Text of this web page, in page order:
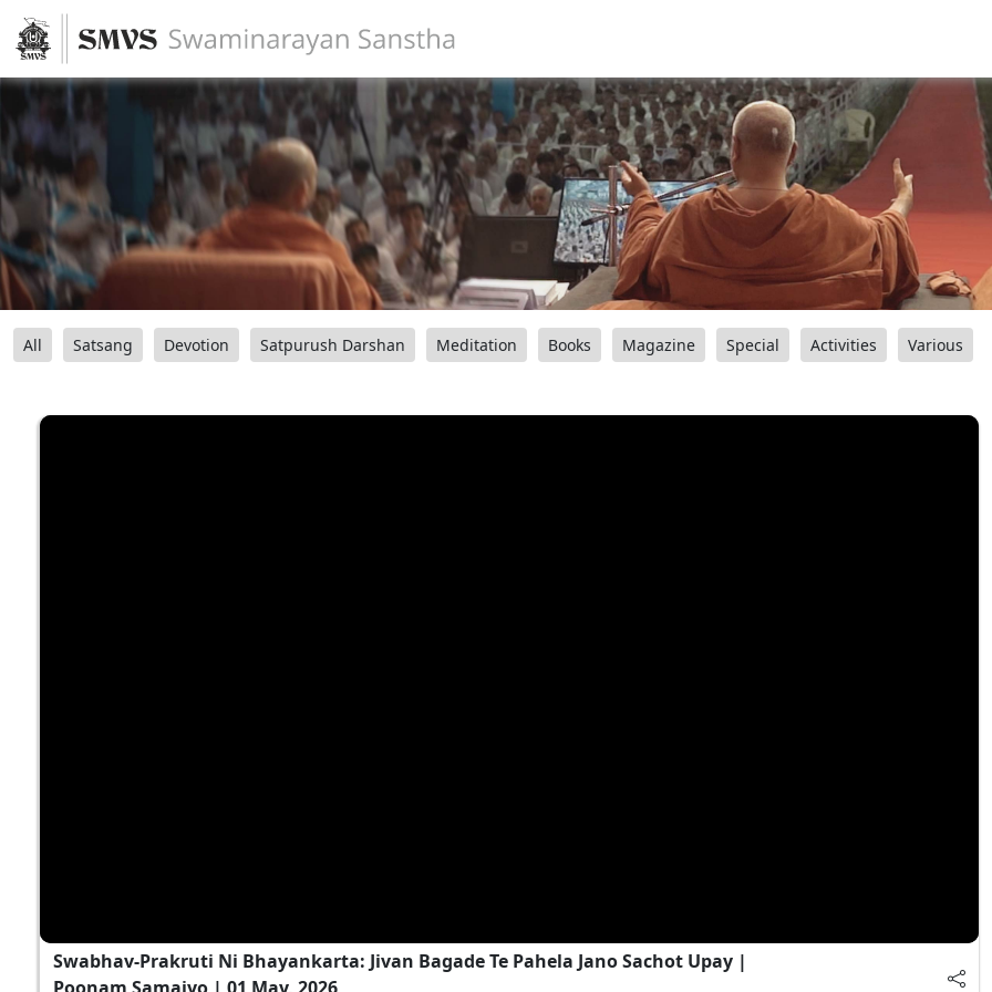
All Satsang Devotion Satpurush Darshan Meditation Books Magazine Special Activities Various
Swabhav-Prakruti Ni Bhayankarta: Jivan Bagade Te Pahela Jano Sachot Upay |